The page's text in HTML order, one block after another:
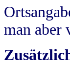
man aber